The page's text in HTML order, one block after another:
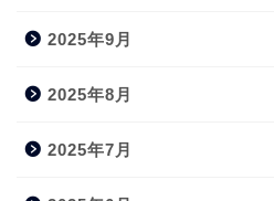
2025年9月
2025年8月
2025年7月